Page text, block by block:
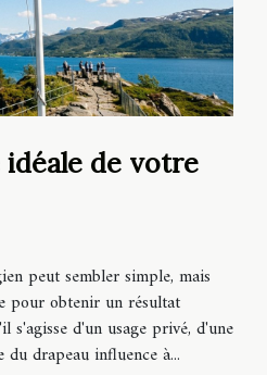
de votre
peut sembler simple, mais
pour obtenir un résultat
s'agisse d'un usage privé, d'une
drapeau influence à...